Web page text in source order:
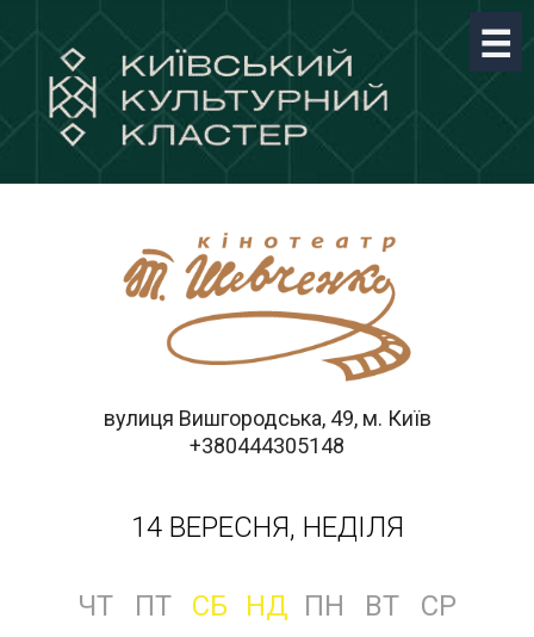
вулиця Вишгородська, 49, м. Київ
+380444305148
14 ВЕРЕСНЯ, НЕДІЛЯ
ЧТ ПТ СБ НД ПН ВТ
СР